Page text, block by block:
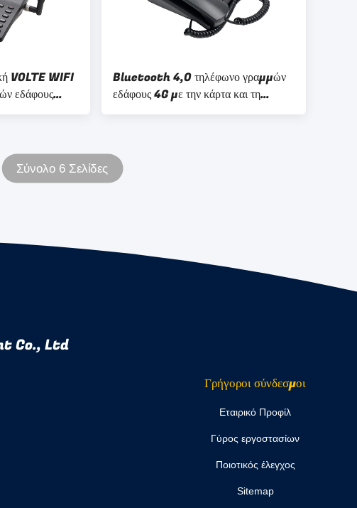
VOLTE WIFI
εδάφους
Bluetooth 4,0 τηλέφωνο γραμμών
εδάφους 4G με την κάρτα και τη
δυναμική ζώνη SIM
Σύνολο 6 Σελίδες
Co., Ltd
Γρήγοροι σύνδεσμοι
Εταιρικό Προφίλ
Γύρος εργοστασίων
Ποιοτικός έλεγχος
Sitemap